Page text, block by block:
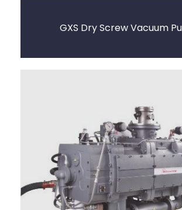
GXS Dry Screw Vacuum